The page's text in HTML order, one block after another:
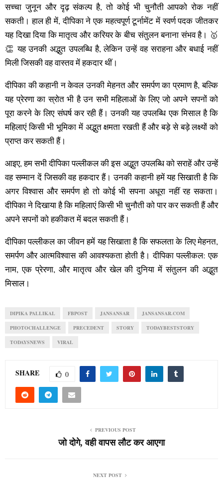
सच्चा जुनून और दृढ़ संकल्प है, तो कोई भी चुनौती आपको रोक नहीं
सकती। हाल ही में, दीपिका ने एक महत्वपूर्ण टूर्नामेंट में स्वर्ण पदक जीतकर
यह दिखा दिया कि मातृत्व और करियर के बीच संतुलन बनाना संभव है। 🥇
👏 यह उनकी अद्भुत उपलब्धि है, लेकिन उन्हें वह सराहना और बधाई नहीं
मिली जिसकी वह वास्तव में हकदार थीं।
दीपिका की कहानी न केवल उनकी मेहनत और समर्पण का प्रमाण है, बल्कि
यह प्रेरणा का स्रोत भी है उन सभी महिलाओं के लिए जो अपने सपनों को
पूरा करने के लिए संघर्ष कर रही हैं। उनकी यह उपलब्धि एक मिसाल है कि
महिलाएं किसी भी भूमिका में अद्भुत क्षमता रखती हैं और बड़े से बड़े लक्ष्यों को
प्राप्त कर सकती हैं।
आइए, हम सभी दीपिका पल्लीकल की इस अद्भुत उपलब्धि को सराहें और उन्हें
वह सम्मान दें जिसकी वह हकदार हैं। उनकी कहानी हमें यह सिखाती है कि
अगर विश्वास और समर्पण हो तो कोई भी सपना अधूरा नहीं रह सकता।
दीपिका ने दिखाया है कि महिलाएं किसी भी चुनौती को पार कर सकती हैं और
अपने सपनों को हकीकत में बदल सकती हैं।
दीपिका पल्लीकल का जीवन हमें यह सिखाता है कि सफलता के लिए मेहनत,
समर्पण और आत्मविश्वास की आवश्यकता होती है। दीपिका पल्लीकल: एक
नाम, एक प्रेरणा, और मातृत्व और खेल की दुनिया में संतुलन की अद्भुत
मिसाल।
DIPIKA PALLIKAL FBPOST JANSANSAR JANSANSAR.COM
PHOTOCHALLENGE PRECEDENT STORY TODAYBESTSTORY
TODAYSNEWS VIRAL
SHARE 0
PREVIOUS POST
जो दोगे, वही वापस लौट कर आएगा
NEXT POST